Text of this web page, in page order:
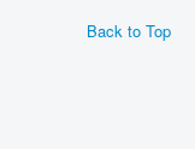
Back to Top